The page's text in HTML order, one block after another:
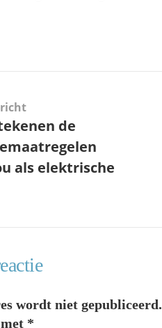
de
als elektrische
wordt niet gepubliceerd.
*